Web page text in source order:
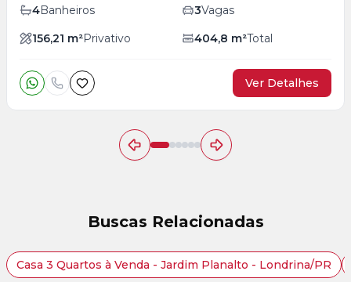
4Banheiros 3Vagas
156,21 m²Privativo 404,8 m²Total
Ver Detalhes
Buscas Relacionadas
Casa 3 Quartos à Venda - Jardim Planalto - Londrina/PR